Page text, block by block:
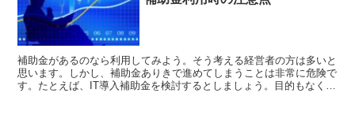
補助金があるのなら利用してみよう。そう考える経営者の方は多いと
思います。しかし、補助金ありきで進めてしまうことは非常に危険で
す。たとえば、IT導入補助金を検討するとしましょう。目的もなくIT